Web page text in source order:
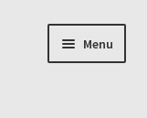
Menu